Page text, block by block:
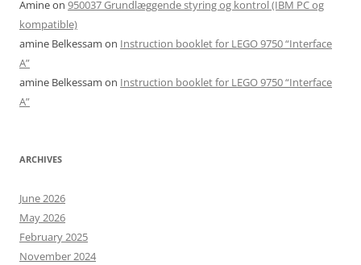
Amineon 950037 Grundlæggende styring og kontrol (IBM PC og
kompatible)
amine Belkessam on Instruction booklet for LEGO 9750 “Interface
A”
amine Belkessam on Instruction booklet for LEGO 9750 “Interface
A”
ARCHIVES
June 2026
May 2026
February 2025
November 2024